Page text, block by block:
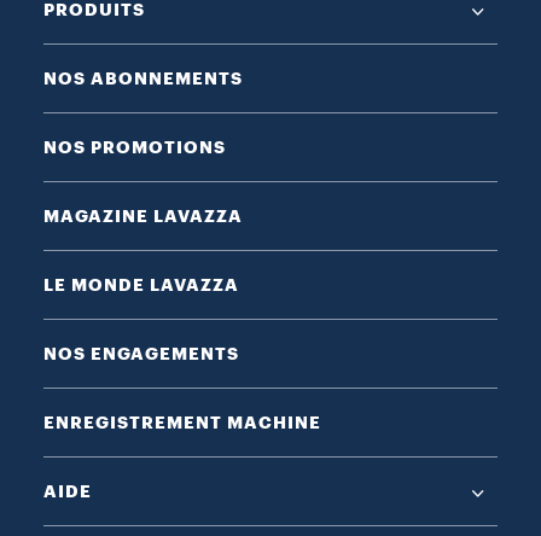
PRODUITS
NOS ABONNEMENTS
NOS PROMOTIONS
MAGAZINE LAVAZZA
LE MONDE LAVAZZA
NOS ENGAGEMENTS
ENREGISTREMENT MACHINE
AIDE